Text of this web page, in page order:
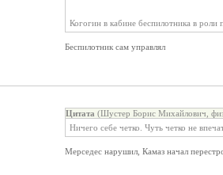
Когогин в кабине беспилотника в роли
Беспилотник сам управлял
Цитата (Шустер Борис Михайлович,
Ничего себе четко. Чуть четко не
Мерседес нарушил, Камаз начал